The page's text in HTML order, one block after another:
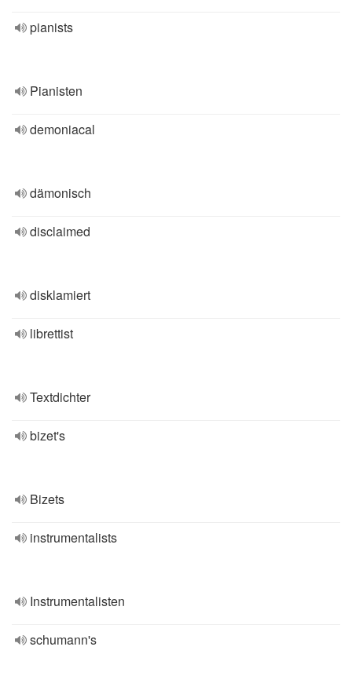
pianists
Pianisten
demoniacal
dämonisch
disclaimed
disklamiert
librettist
Textdichter
bizet's
Bizets
instrumentalists
Instrumentalisten
schumann's